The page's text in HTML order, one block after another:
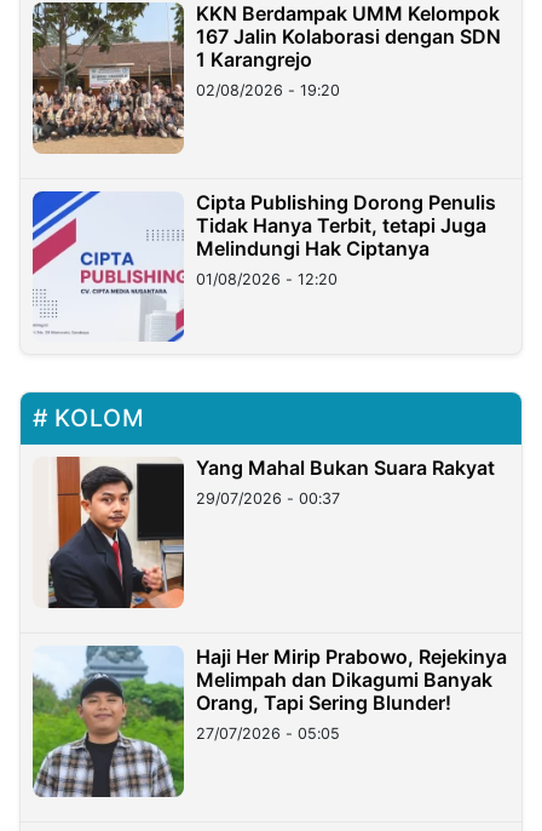
KKN Berdampak UMM Kelompok
167 Jalin Kolaborasi dengan SDN
1 Karangrejo
02/08/2026 - 19:20
Cipta Publishing Dorong Penulis
Tidak Hanya Terbit, tetapi Juga
Melindungi Hak Ciptanya
01/08/2026 - 12:20
KOLOM
Yang Mahal Bukan Suara Rakyat
29/07/2026 - 00:37
Haji Her Mirip Prabowo, Rejekinya
Melimpah dan Dikagumi Banyak
Orang, Tapi Sering Blunder!
27/07/2026 - 05:05